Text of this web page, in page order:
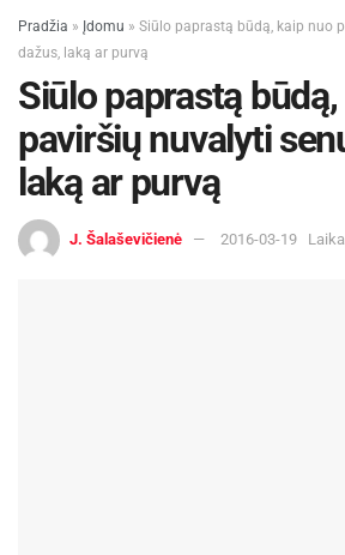
Pradžia » Įdomu » Siūlo paprastą būdą, kaip nuo
dažus, laką ar purvą
Siūlo paprastą
paviršių nuvalyti
laką ar purvą
J. Šalaševičienė 2016-03-19